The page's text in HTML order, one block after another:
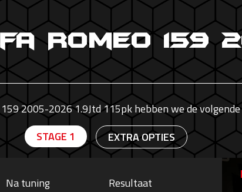
Romeo 159
2005-2026 1.9Jtd 115pk hebben we de
STAGE 1
EXTRA OPTIES
Na tuning Resultaat